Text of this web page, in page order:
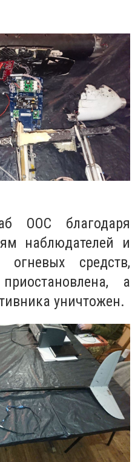
ООС благодаря
наблюдателей и
огневых средств,
а
уничтожен.